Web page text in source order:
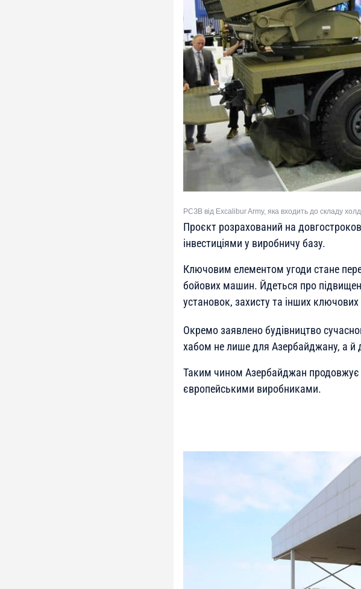
РСЗВ від Excalibur Army, яка входить до складу
Проєкт розрахований на
інвестиціями у виробничу базу.
Ключовим елементом угоди стане
бойових машин. Йдеться про
установок, захисту та інших ключових
Окремо заявлено будівництво
хабом не лише для Азербайджану, а й
Таким чином Азербайджан продовжує
європейськими виробниками.